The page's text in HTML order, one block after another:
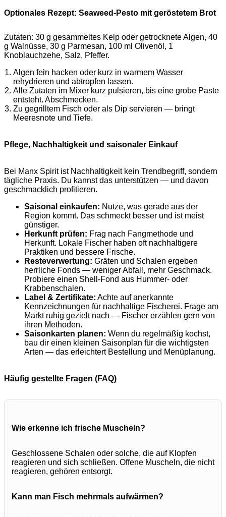
Optionales Rezept: Seaweed-Pesto mit geröstetem Brot
Zutaten: 30 g gesammeltes Kelp oder getrocknete Algen, 40
g Walnüsse, 30 g Parmesan, 100 ml Olivenöl, 1
Knoblauchzehe, Salz, Pfeffer.
Algen fein hacken oder kurz in warmem Wasser
rehydrieren und abtropfen lassen.
Alle Zutaten im Mixer kurz pulsieren, bis eine grobe Paste
entsteht. Abschmecken.
Zu gegrilltem Fisch oder als Dip servieren — bringt
Meeresnote und Tiefe.
Pflege, Nachhaltigkeit und saisonaler Einkauf
Bei Manx Spirit ist Nachhaltigkeit kein Trendbegriff, sondern
tägliche Praxis. Du kannst das unterstützen — und davon
geschmacklich profitieren.
Saisonal einkaufen: Nutze, was gerade aus der
Region kommt. Das schmeckt besser und ist meist
günstiger.
Herkunft prüfen: Frag nach Fangmethode und
Herkunft. Lokale Fischer haben oft nachhaltigere
Praktiken und bessere Frische.
Resteverwertung: Gräten und Schalen ergeben
herrliche Fonds — weniger Abfall, mehr Geschmack.
Probiere einen Shell-Fond aus Hummer- oder
Krabbenschalen.
Label & Zertifikate: Achte auf anerkannte
Kennzeichnungen für nachhaltige Fischerei. Frage am
Markt ruhig gezielt nach — Fischer erzählen gern von
ihren Methoden.
Saisonkarten planen: Wenn du regelmäßig kochst,
bau dir einen kleinen Saisonplan für die wichtigsten
Arten — das erleichtert Bestellung und Menüplanung.
Häufig gestellte Fragen (FAQ)
Wie erkenne ich frische Muscheln?
Geschlossene Schalen oder solche, die auf Klopfen
reagieren und sich schließen. Offene Muscheln, die nicht
reagieren, gehören entsorgt.
Kann man Fisch mehrmals aufwärmen?